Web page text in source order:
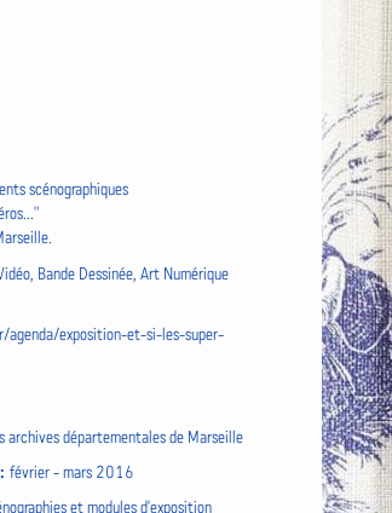
scénographiques
Bande Dessinée, Art Numérique
exposition-et-si-les-super-
archives départementales de Marseille
février - mars 2016
et modules d'exposition